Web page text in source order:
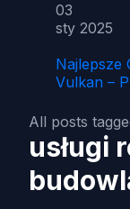
03
sty 2025
Najlepsze
Vulkan –
All posts
usługi